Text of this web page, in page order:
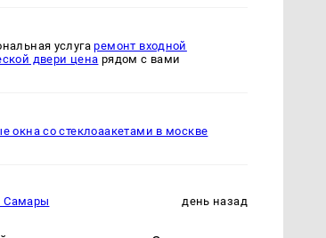
услугаремонт входной
двери цена рядом с вами
окна со стеклоаакетами в москве
Самары день назад